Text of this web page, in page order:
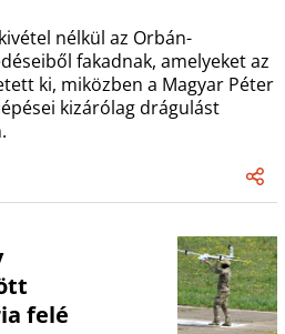
nélkül az Orbán-
fakadnak, amelyeket az
ki, miközben a Magyar Péter
kizárólag drágulást
felé